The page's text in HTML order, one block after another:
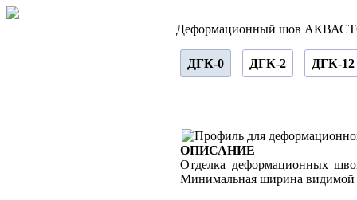
Деформационный шов
ДГК-0 ДГК-2 ДГК-12
ОПИСАНИЕ
Отделка деформационных
Минимальная ширина видимой